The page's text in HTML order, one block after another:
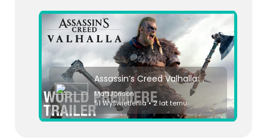
Assassin’s Creed Valhalla: Cinematic World Premiere Trailer | Ubisoft [NA]
MattJonson
51 Wyświetlenia • 2 lat temu